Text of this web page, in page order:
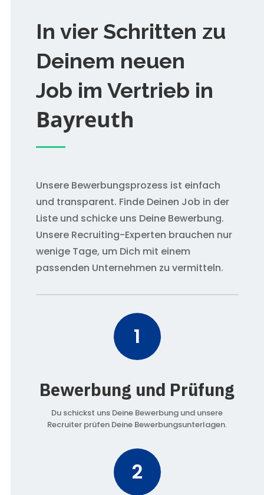
In vier Schritten zu
Deinem neuen
Job im Vertrieb in
Bayreuth
Unsere Bewerbungsprozess ist einfach
und transparent. Finde Deinen Job in der
Liste und schicke uns Deine Bewerbung.
Unsere Recruiting-Experten brauchen nur
wenige Tage, um Dich mit einem
passenden Unternehmen zu vermitteln.
1
Bewerbung und Prüfung
Du schickst uns Deine Bewerbung und unsere
Recruiter prüfen Deine Bewerbungsunterlagen.
2